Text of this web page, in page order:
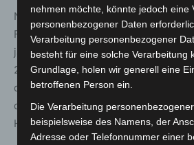
Nach mehrtägigen Ermittlungs- und
Fahndungsmaßnahmen nahmen
jährigen Tatverdächtigen am
2026, fest. Noch am selben Tag
des Amtsgericht Hannover
die Untersuchungshaft an und
Haftbefehl.
nehmen möchte, könnte jedoch eine
personenbezogener Daten
Verarbeitung personenbezogener
besteht für eine solche Verarbeitung
Grundlage, holen wir generell eine
betroffenen Person ein.
Die Verarbeitung personenbezogener
beispielsweise des Namens, der
Adresse oder Telefonnummer einer